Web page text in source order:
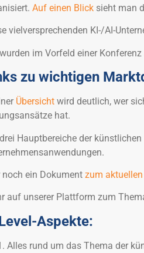
Auf einen Blick sieht man
vielversprechenden KI-/AI-
im Vorfeld einer
zu wichtigen
Übersichtwird deutlich, wer
hat.
Hauptbereiche der
noch ein Dokument zum
auf unserer Plattform zum
Aspekte:
Alles rund um das Thema der